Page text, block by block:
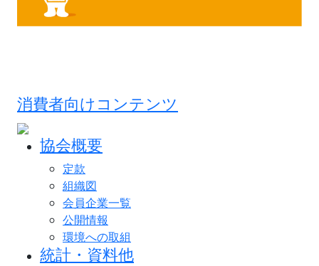
消費者向けコンテンツ
協会概要
定款
組織図
会員企業一覧
公開情報
環境への取組
統計・資料他